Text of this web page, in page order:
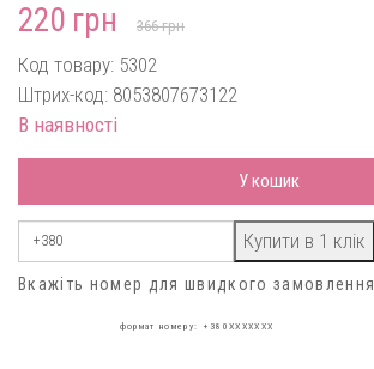
220 грн 366 грн
Код товару: 5302
Штрих-код: 8053807673122
В наявності
У кошик
Вкажіть номер для швидкого замовлення
формат номеру: +380XXXXXXX